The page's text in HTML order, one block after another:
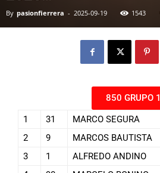
By pasionfierrera - 2025-09-19 1543
850 GRUPO 1
1
31
MARCO SEGURA
2
9 MARCOS BAUTISTA
3
1 ALFREDO ANDINO